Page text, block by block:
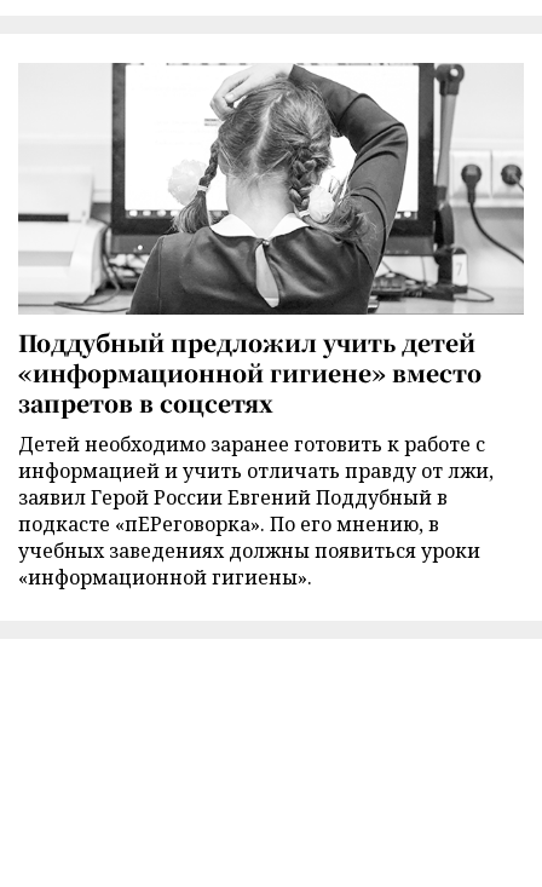
Поддубный предложил учить детей
«информационной гигиене» вместо
запретов в соцсетях
Детей необходимо заранее готовить к работе с
информацией и учить отличать правду от лжи,
заявил Герой России Евгений Поддубный в
подкасте «пЕРеговорка». По его мнению, в
учебных заведениях должны появиться уроки
«информационной гигиены».